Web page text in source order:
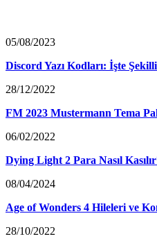
05/08/2023
Discord Yazı Kodları: İşte
28/12/2022
FM 2023 Mustermann Tema
06/02/2022
Dying Light 2 Para Nasıl
08/04/2024
Age of Wonders 4 Hileleri ve
28/10/2022